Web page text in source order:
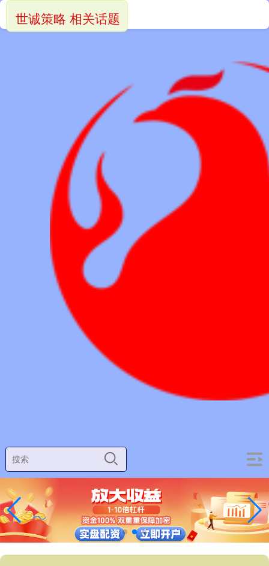
世诚策略 相关话题